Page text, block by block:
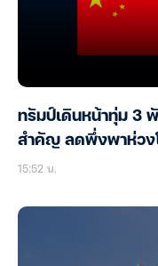
ทรัมป์เดินหน้าทุ่ม 3
สำคัญ ลดพึ่งพาห่วง
15:52 น.